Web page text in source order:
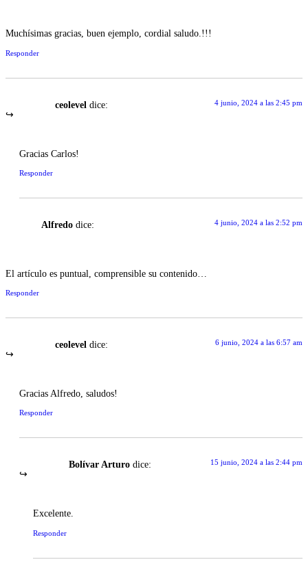
Muchísimas gracias, buen ejemplo, cordial saludo.!!!
Responder
ceolevel dice: 4 junio, 2024 a las 2:45 pm
Gracias Carlos!
Responder
Alfredo dice: 4 junio, 2024 a las 2:52 pm
El artículo es puntual, comprensible su contenido…
Responder
ceolevel dice: 6 junio, 2024 a las 6:57 am
Gracias Alfredo, saludos!
Responder
Bolívar Arturo dice: 15 junio, 2024 a las 2:44 pm
Excelente.
Responder